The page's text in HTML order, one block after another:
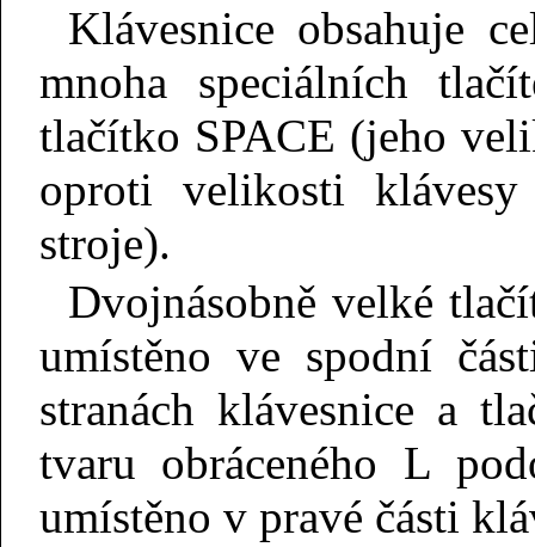
Klávesnice obsahuje
mnoha speciálních
tlačítko SPACE (jeho
oproti velikosti
stroje).
Dvojnásobně velké
umístěno ve spodní
stranách klávesnice a
tvaru obráceného L
umístěno v pravé části